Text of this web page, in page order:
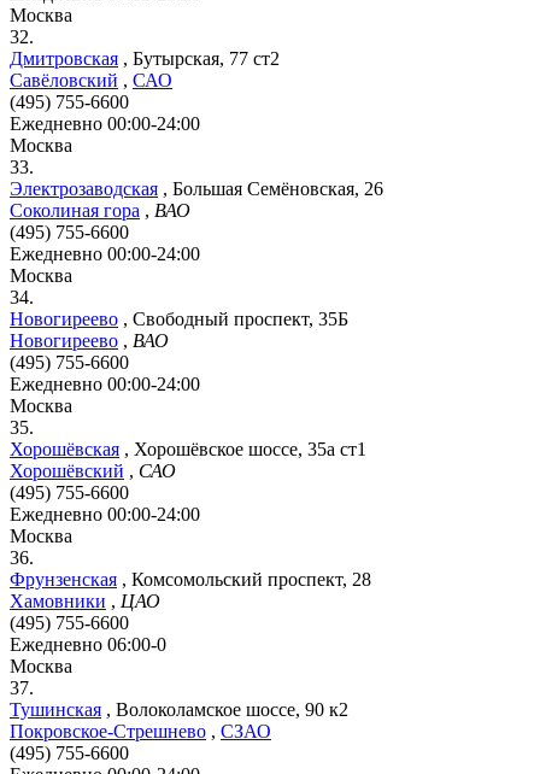
Москва
32.
Дмитровская , Бутырская, 77 ст2
Савёловский , САО
(495) 755-6600
Ежедневно 00:00-24:00
Москва
33.
Электрозаводская , Большая Семёновская, 26
Соколиная гора , ВАО
(495) 755-6600
Ежедневно 00:00-24:00
Москва
34.
Новогиреево , Свободный проспект, 35Б
Новогиреево , ВАО
(495) 755-6600
Ежедневно 00:00-24:00
Москва
35.
Хорошёвская , Хорошёвское шоссе, 35а ст1
Хорошёвский , САО
(495) 755-6600
Ежедневно 00:00-24:00
Москва
36.
Фрунзенская , Комсомольский проспект, 28
Хамовники , ЦАО
(495) 755-6600
Ежедневно 06:00-0
Москва
37.
Тушинская , Волоколамское шоссе, 90 к2
Покровское-Стрешнево , СЗАО
(495) 755-6600